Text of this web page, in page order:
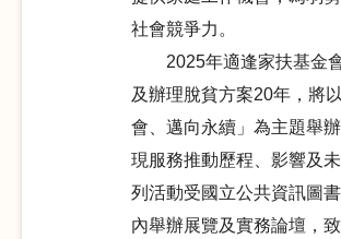
社會競爭力。
2025年適逢家扶基金
及辦理脫貧方案20年，將
會、邁向永續」為主題舉
現服務推動歷程、影響及
列活動受國立公共資訊圖
內舉辦展覽及實務論壇，